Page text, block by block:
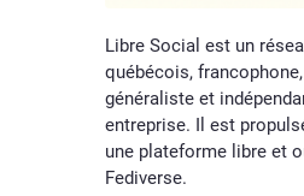
Libre Social est un
québécois,
généraliste et
entreprise. Il est
une plateforme libre et
Fediverse.